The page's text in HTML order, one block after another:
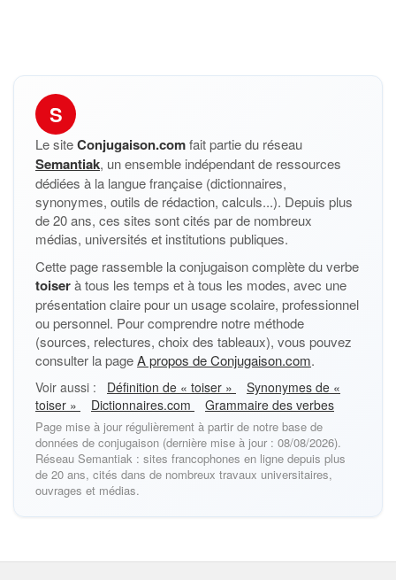
S
Le siteConjugaison.comfait partie du réseau
Semantiak, un ensemble indépendant de ressources
dédiées à la langue française (dictionnaires,
synonymes, outils de rédaction, calculs...). Depuis plus
de 20 ans, ces sites sont cités par de nombreux
médias, universités et institutions publiques.
Cette page rassemble la conjugaison complète du verbe
toiserà tous les temps et à tous les modes, avec une
présentation claire pour un usage scolaire, professionnel
ou personnel. Pour comprendre notre méthode
(sources, relectures, choix des tableaux), vous pouvez
consulter la pageA propos de Conjugaison.com.
Voir aussi : Définition de « toiser »
Synonymes de «
toiser »
Dictionnaires.com Grammaire des verbes
Page mise à jour régulièrement à partir de notre base de
données de conjugaison (dernière mise à jour : 08/08/2026).
Réseau Semantiak : sites francophones en ligne depuis plus
de 20 ans, cités dans de nombreux travaux universitaires,
ouvrages et médias.